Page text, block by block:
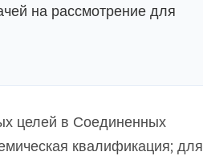
на рассмотрение для
целей в Соединенных
квалификация; для